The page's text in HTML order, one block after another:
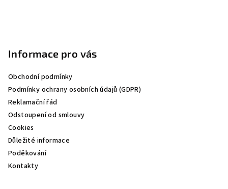
Informace pro vás
Obchodní podmínky
Podmínky ochrany osobních údajů (GDPR)
Reklamační řád
Odstoupení od smlouvy
Cookies
Důležité informace
Poděkování
Kontakty